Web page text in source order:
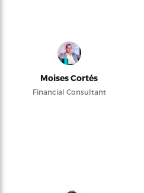
Moises Cortés
Financial Consultant